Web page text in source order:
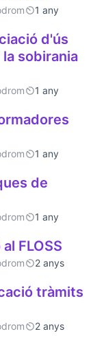
1 any
d'ús
sobirania
1 any
1 any
de
1 any
FLOSS
2 anys
tràmits
2 anys